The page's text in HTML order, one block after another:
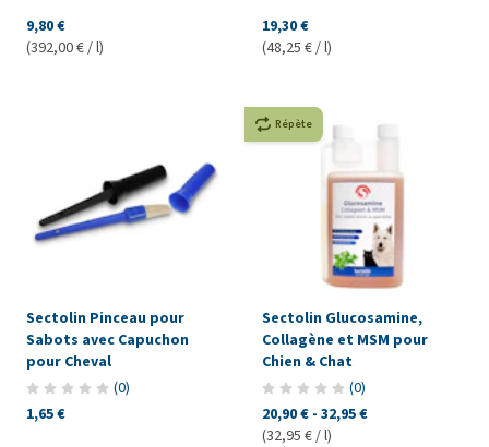
9,80 €
(392,00 € / l)
19,30 €
(48,25 € / l)
Sectolin Pinceau pour
Sabots avec Capuchon
pour Cheval
(0)
1,65 €
Répète
Sectolin Glucosamine,
Collagène et MSM pour
Chien & Chat
(0)
20,90 € - 32,95 €
(32,95 € / l)